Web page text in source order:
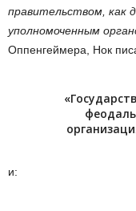
правительством, как
уполномоченным
Оппенгеймера, Нок
и: